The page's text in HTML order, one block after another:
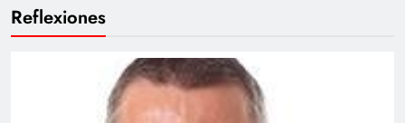
Reflexiones